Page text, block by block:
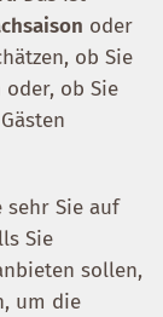
oder
ob Sie
ob Sie
sehr Sie auf
Sie
sollen,
um die